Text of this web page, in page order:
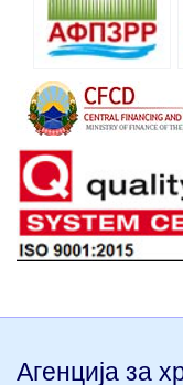
Агенција за